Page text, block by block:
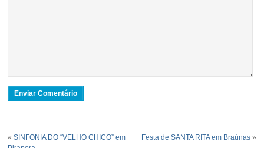
«SINFONIA DO “VELHO CHICO” em
Festa de SANTA RITA em Braúnas»